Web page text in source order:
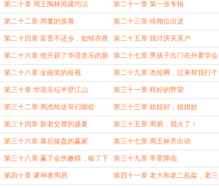
第二十章 周王陶林雨露均沾 第二十一章 第一张专辑
第二十二章 周董的羡慕 第二十三章 绯闻位出道
第二十四章 富贵不还乡，如锦衣夜
行
第二十五章 我讨厌关系户
第二十六章 他开辟了华语音乐的新
天地
第二十七章 男孩子出门在外要学会
保护自己
第二十八章 金曲奖的歧视 第二十九章 杰纶啊，过来帮我打个
鼓？
第三十章 华语乐坛半壁江山 第三十一章 程好的野望
第三十二章 周杰纶这哥们能处 第三十三章 姐姐好，姐姐妙
第三十四章 新老交替的盛夏 第三十五章 周易，我火了！
第三十六章 幕后操盘的赢家 第三十七章 周王林齐出动
第三十八章 赢了会所嫩模，输了下
海干活
第三十九章 帝星降临
第四十章 屠神者周易 第四十一章 老大和老二掐架，老三